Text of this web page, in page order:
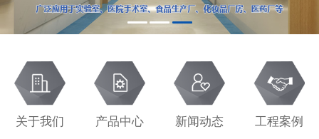
关于我们 产品中心 新闻动态 工程案例